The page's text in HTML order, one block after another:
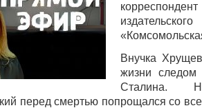
корреспондент
Внучка
жизни следом
Сталина.
перед смертью попрощался со